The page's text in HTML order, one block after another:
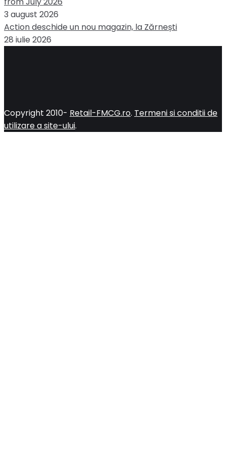
3 august 2026
Action deschide un nou magazin, la Zărnești
28 iulie 2026
Copyright 2010- Retail-FMCG.ro. Termeni si conditii de
utilizare a site-ului.